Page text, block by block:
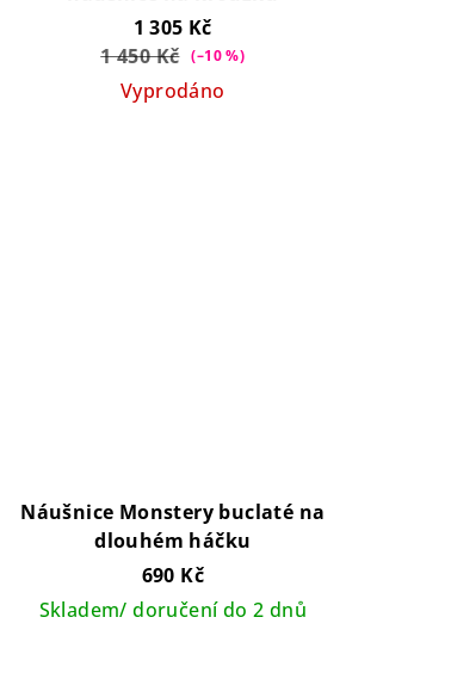
1 305 Kč
1 450 Kč (–10 %)
Vyprodáno
Náušnice Monstery buclaté na
dlouhém háčku
690 Kč
Skladem/ doručení do 2 dnů